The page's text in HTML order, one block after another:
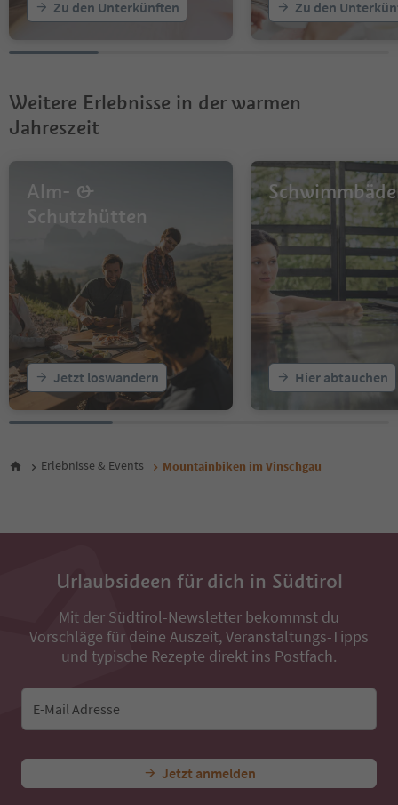
Zu den Unterkünften Zu den
Weitere Erlebnisse in der warmen
Jahreszeit
Alm- &
Schutzhütten
Jetzt loswandern Hier abtauchen
Erlebnisse & Events Mountainbiken im Vinschgau
Urlaubsideen für dich in Südtirol
Mit der Südtirol-Newsletter bekommst du
Vorschläge für deine Auszeit, Veranstaltungs-Tipps
und typische Rezepte direkt ins Postfach.
E-Mail Adresse
Jetzt anmelden